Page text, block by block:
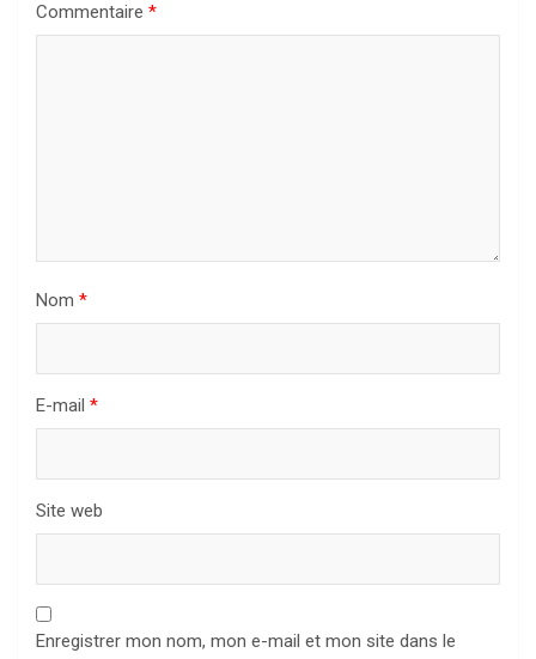
Commentaire *
Nom *
E-mail *
Site web
Enregistrer mon nom, mon e-mail et mon site dans le